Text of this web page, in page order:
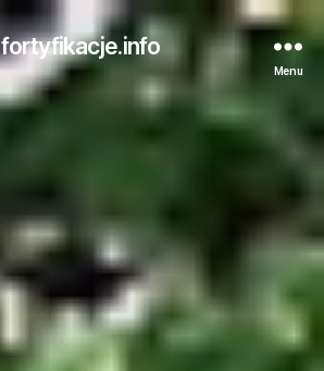
fortyfikacje.info
Menu